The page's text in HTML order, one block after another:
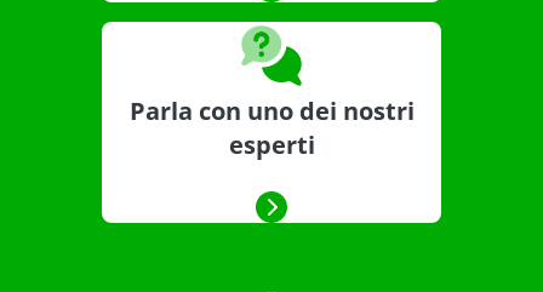
Parla con uno dei nostri
esperti